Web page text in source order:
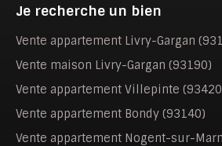
Je recherche un bien
Vente appartement Livry-Gargan
Vente maison Livry-Gargan (93190)
Vente appartement Villepinte
Vente appartement Bondy (93140)
Vente appartement Nogent-sur-